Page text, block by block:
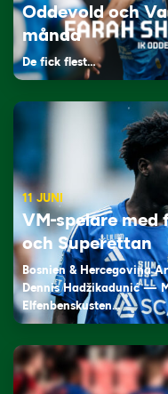
Oddevold och
månad
De fick flest…
11 JUNI
VM-spelare
och Superettan
Bosnien & Hercegovina
Dennis Hadžikadunić —
Elfenbenskusten…